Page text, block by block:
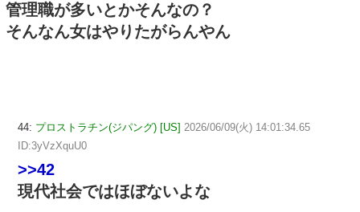
管理職が多いとかそんなの？
そんなん女はやりたがらんやん
44: プロストラチン(ジパング) [US] 2026/06/09(火) 14:01:34.65
ID:3yVzXquU0
>>42
現代社会ではほぼないよな